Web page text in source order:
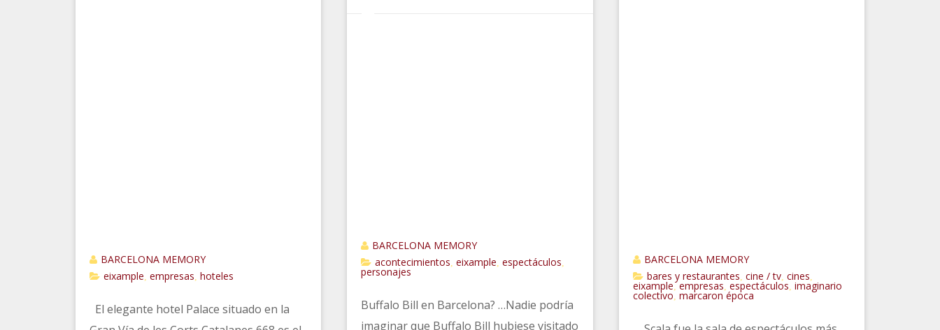
BARCELONA MEMORY
eixample empresas hoteles
El elegante hotel Palace situado en la
BARCELONA MEMORY
acontecimientos ,eixample ,espectáculos
personajes
Buffalo Bill en Barcelona? …Nadie podría
imaginar que Buffalo Bill hubiese visitado
BARCELONA MEMORY
bares y restaurantes cine / tv, cines
eixample , empresas espectáculos imaginario
colectivo marcaron época